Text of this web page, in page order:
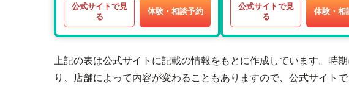
公式サイトで見
る
体験・相談予約
公式サイトで見
る
体験・相
上記の表は公式サイトに記載の情報をもとに作成しています。時
り、店舗によって内容が変わることもありますので、公式サイトで